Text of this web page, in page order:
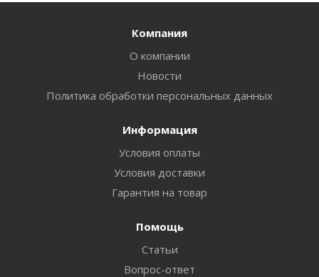
Компания
О компании
Новости
Политика обработки персональных данных
Информация
Условия оплаты
Условия доставки
Гарантия на товар
Помощь
Статьи
Вопрос-ответ